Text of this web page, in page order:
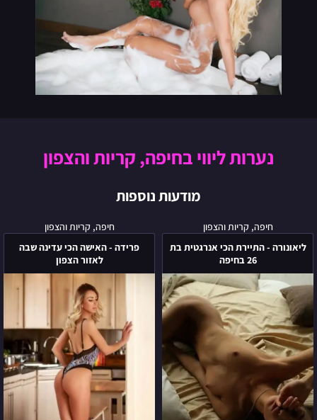
נערות ליווי בחיפה, קריות והצפון
מודעות נוספות
חיפה, קריות והצפון
ליאונורה - התיירת הכי אנרגטית בת
26 בחיפה
ליאונורה
-
התיירת
הכי
אנרגטית
בת
26
בחיפה
חיפה, קריות והצפון
פרידה - האישה הכי עדינה שבה
לאזור הצפון
פרידה
-
האישה
הכי
עדינה
שבה
לאזור
הצפון